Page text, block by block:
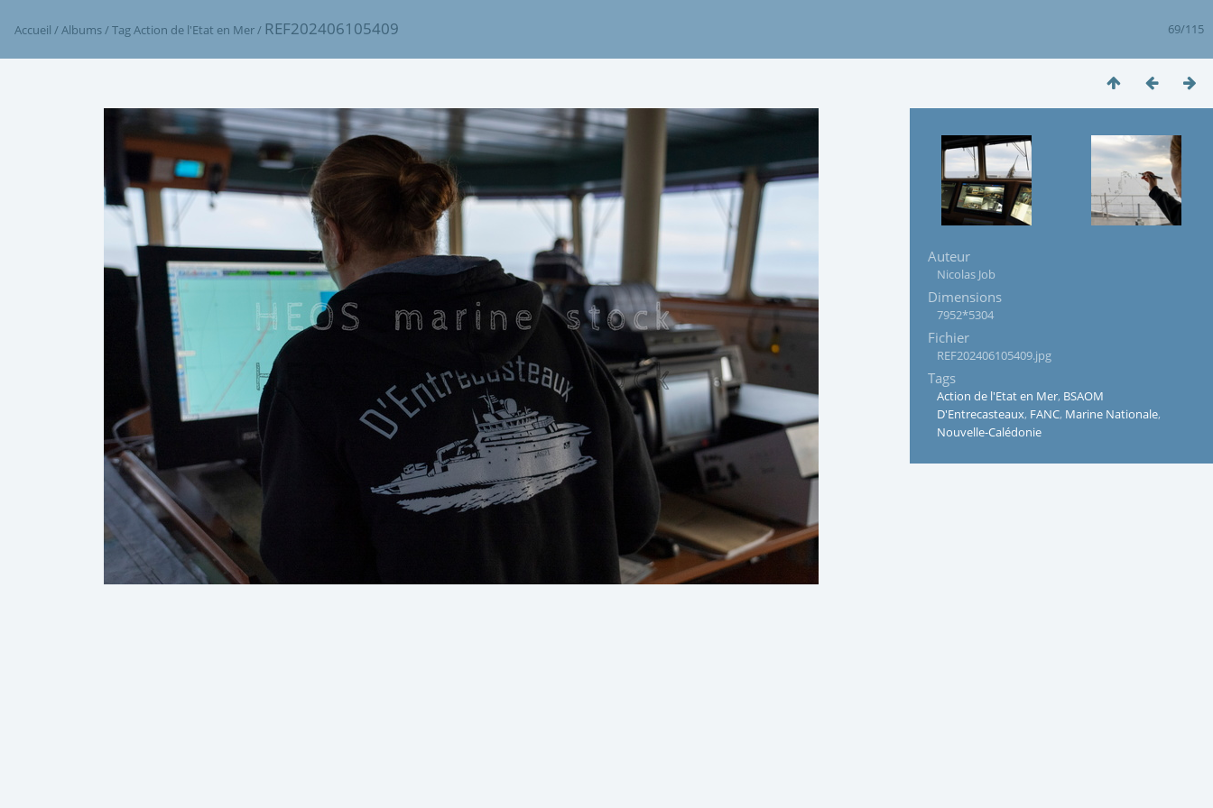
69/115
Accueil /Albums/TagAction de l'Etat en Mer/ REF202406105409
Auteur
Nicolas Job
Dimensions
7952*5304
Fichier
REF202406105409.jpg
Tags
Action de l'Etat en Mer, BSAOM
D'Entrecasteaux, FANC, Marine Nationale,
Nouvelle-Calédonie